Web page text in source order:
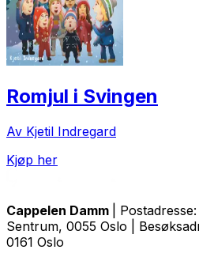
Romjul i Svingen
Av Kjetil Indregard
Kjøp her
Cappelen Damm
|
Sentrum, 0055 Oslo |
0161 Oslo